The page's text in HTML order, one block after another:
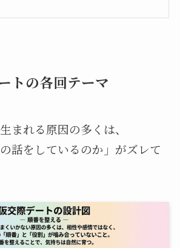
トの各回テーマ
まれる原因の多くは、
話をしているのか」がズレて